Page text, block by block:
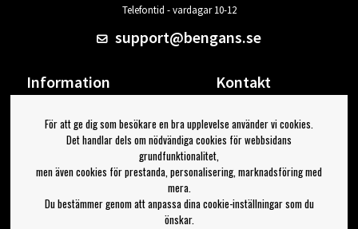
Telefontid - vardagar 10-12
support@bengans.se
Information
Om Bengans
FAQ / Köp- & Leveransvillkor
Kontakt
Din sida
Logga ut
Jag vill ha tips från Bengans
För att ge dig som besökare en bra upplevelse använder vi cookies.
Det handlar dels om nödvändiga cookies för webbsidans
grundfunktionalitet,
men även cookies för prestanda, personalisering, marknadsföring med
mera.
Du bestämmer genom att anpassa dina cookie-inställningar som du
önskar.